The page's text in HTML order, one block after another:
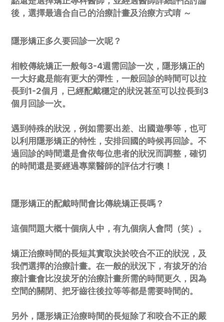
後，選擇最適合自己的治療計畫及治療方式唷 ～
隱形矯正多久要回診一次呢？
相較傳統矯正一般每3-4週需回診一次，隱形矯正的
一大好處是能有更大的彈性，一般回診的時間可以拉
長到1-2個月，已經配戴穩定的狀況甚至可以拉長到3
個月回診一次。
遇到特殊的狀況，例如需要出差、出國遊學等，也可
以利用隱形矯正的特性，安排回國的時候再回診。不
過回診的時間還是會依每位患者的狀況而調整，確切
的時間還是要經過專業醫師的評估才行噢！
隱形矯正的配戴時間會比傳統矯正長嗎？
這個問題大概十個病人中，有九個病人會問（笑）。
矯正治療時間的長短其實取決於咬合不正的狀況，及
我們選擇的治療計畫。在一般的狀況下，有拔牙的治
療計畫會比沒拔牙的治療計畫所需的時間更久，因為
空間的關閉、把牙齒往後拉等等都是需要時間的。
另外，隱形矯正治療時間的長短除了和咬合不正的嚴